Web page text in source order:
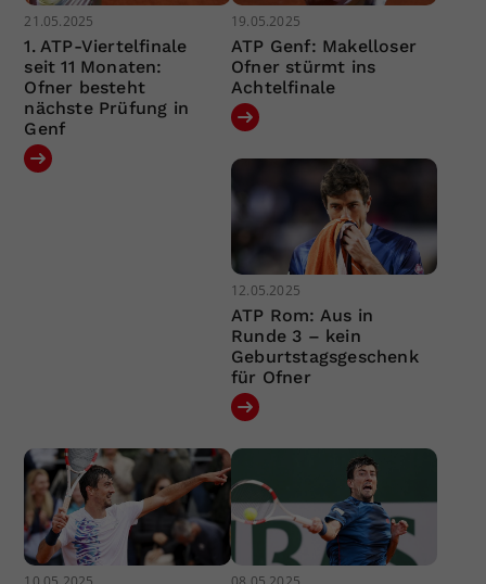
21.05.2025
1. ATP-Viertelfinale
seit 11 Monaten:
Ofner besteht
nächste Prüfung in
Genf
19.05.2025
ATP Genf: Makelloser
Ofner stürmt ins
Achtelfinale
12.05.2025
ATP Rom: Aus in
Runde 3 – kein
Geburtstagsgeschenk
für Ofner